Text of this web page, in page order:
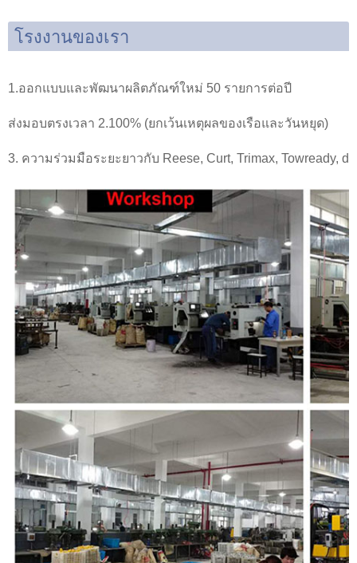
โรงงานของเรา
1.ออกแบบและพัฒนาผลิตภัณฑ์ใหม่ 50 รายการต่อปี
ส่งมอบตรงเวลา 2.100% (ยกเว้นเหตุผลของเรือและวันหยุด)
3. ความร่วมมือระยะยาวกับ Reese, Curt, Trimax, Towready,